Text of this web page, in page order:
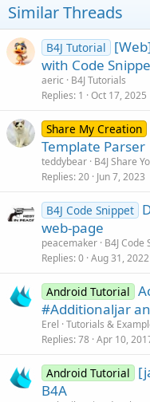
Similar Threads
B4J Tutorial
with Code
aeric
B4J Tutorials
Replies 1 Oct 17, 2025
Share My Creation
Template Parser
teddybear B4J Share
Replies 20 Jun 7, 2023
B4J Code Snippet
web-page
peacemaker B4J Code
Replies 0 Aug 31, 2022
Android Tutorial
#Additionaljar
Erel Tutorials &
Replies 78 Apr 10,
Android Tutorial
B4A